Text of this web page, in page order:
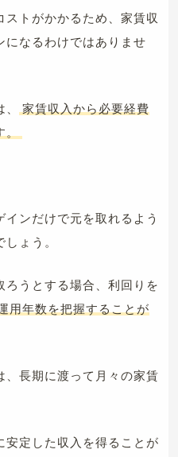
トがかかるため、家賃収
になるわけではありませ
家賃収入から必要経費
ンだけで元を取れるよう
ょう。
ろうとする場合、利回りを
用年数を把握することが
、長期に渡って月々の家賃
安定した収入を得ることが